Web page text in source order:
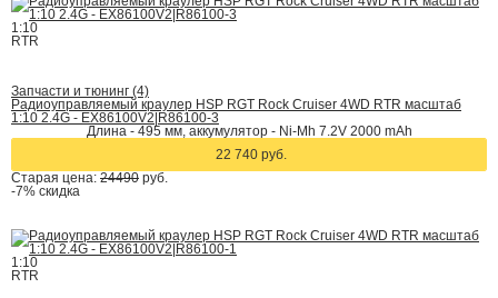
1:10
RTR
Запчасти и тюнинг (4)
Радиоуправляемый краулер HSP RGT Rock Cruiser 4WD RTR масштаб
1:10 2.4G - EX86100V2|R86100-3
Длина - 495 мм, аккумулятор - Ni-Mh 7.2V 2000 mAh
22 740 руб.
Старая цена: 24490 руб.
-7% скидка
1:10
RTR